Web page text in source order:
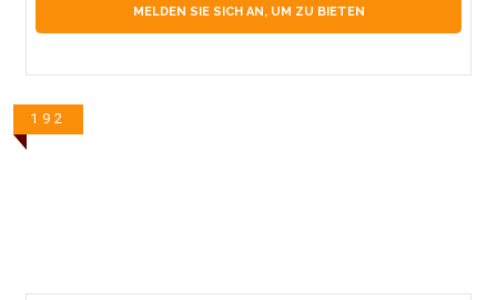
MELDEN SIE SICH AN, UM ZU BIETEN
192